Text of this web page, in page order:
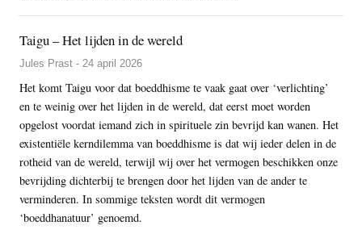
Taigu – Het lijden in de wereld
Jules Prast - 24 april 2026
Het komt Taigu voor dat boeddhisme te vaak gaat over ‘verlichting’
en te weinig over het lijden in de wereld, dat eerst moet worden
opgelost voordat iemand zich in spirituele zin bevrijd kan wanen. Het
existentiële kerndilemma van boeddhisme is dat wij ieder delen in de
rotheid van de wereld, terwijl wij over het vermogen beschikken onze
bevrijding dichterbij te brengen door het lijden van de ander te
verminderen. In sommige teksten wordt dit vermogen
‘boeddhanatuur’ genoemd.